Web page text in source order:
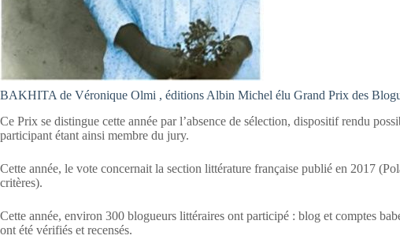
BAKHITA de Véronique Olmi , éditions Albin Michel élu Grand Prix des
Ce Prix se distingue cette année par l’absence de sélection, dispositif rendu
participant étant ainsi membre du jury.
Cette année, le vote concernait la section littérature française publié en 2017
critères).
Cette année, environ 300 blogueurs littéraires ont participé : blog et comptes
ont été vérifiés et recensés.